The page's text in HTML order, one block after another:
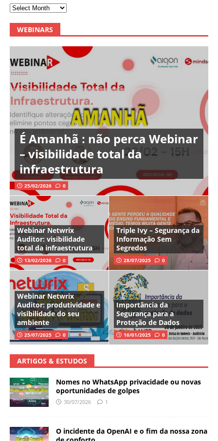
WEBINARS
É Amanhã : não perca Webinar
– visibilidade total da
infraestrutura
25/02/2026 0
Webinar Netwrix
Auditor: visibilidade
total da infraestrutura
13/02/2026 0
Triple Ivy – Segurança da
Informação Sem
Segredos
28/07/2025 0
Webinar Netwrix
Auditor: produtividade e
visibilidade do seu
ambiente
25/07/2025 0
Importância da
Segurança para a
Proteção de Dados
16/01/2025 0
ARTIGOS & ESTUDOS
Nomes no WhatsApp privacidade ou novas
oportunidades de golpes
30/07/2026 1
O incidente da OpenAI e o fim da nossa zona